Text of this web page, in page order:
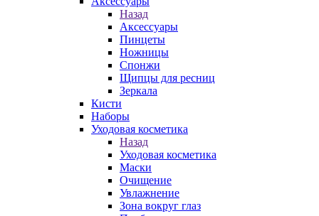
Назад
Аксессуары
Пинцеты
Ножницы
Спонжи
Щипцы для ресниц
Зеркала
Кисти
Наборы
Уходовая косметика
Назад
Уходовая косметика
Маски
Очищение
Увлажнение
Зона вокруг глаз